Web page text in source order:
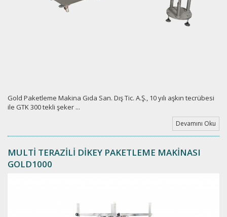
Gold Paketleme Makina Gıda San. Dış Tic. A.Ş., 10 yılı aşkın tecrübesi
ile GTK 300 tekli şeker ...
Devamını Oku
MULTİ TERAZİLİ DİKEY PAKETLEME MAKİNASI
GOLD1000